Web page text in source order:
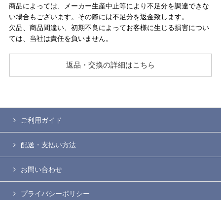
商品によっては、メーカー生産中止等により不足分を調達できな
い場合もございます。その際には不足分を返金致します。
欠品、商品間違い、初期不良によってお客様に生じる損害につい
ては、当社は責任を負いません。
返品・交換の詳細はこちら
ご利用ガイド
配送・支払い方法
お問い合わせ
プライバシーポリシー